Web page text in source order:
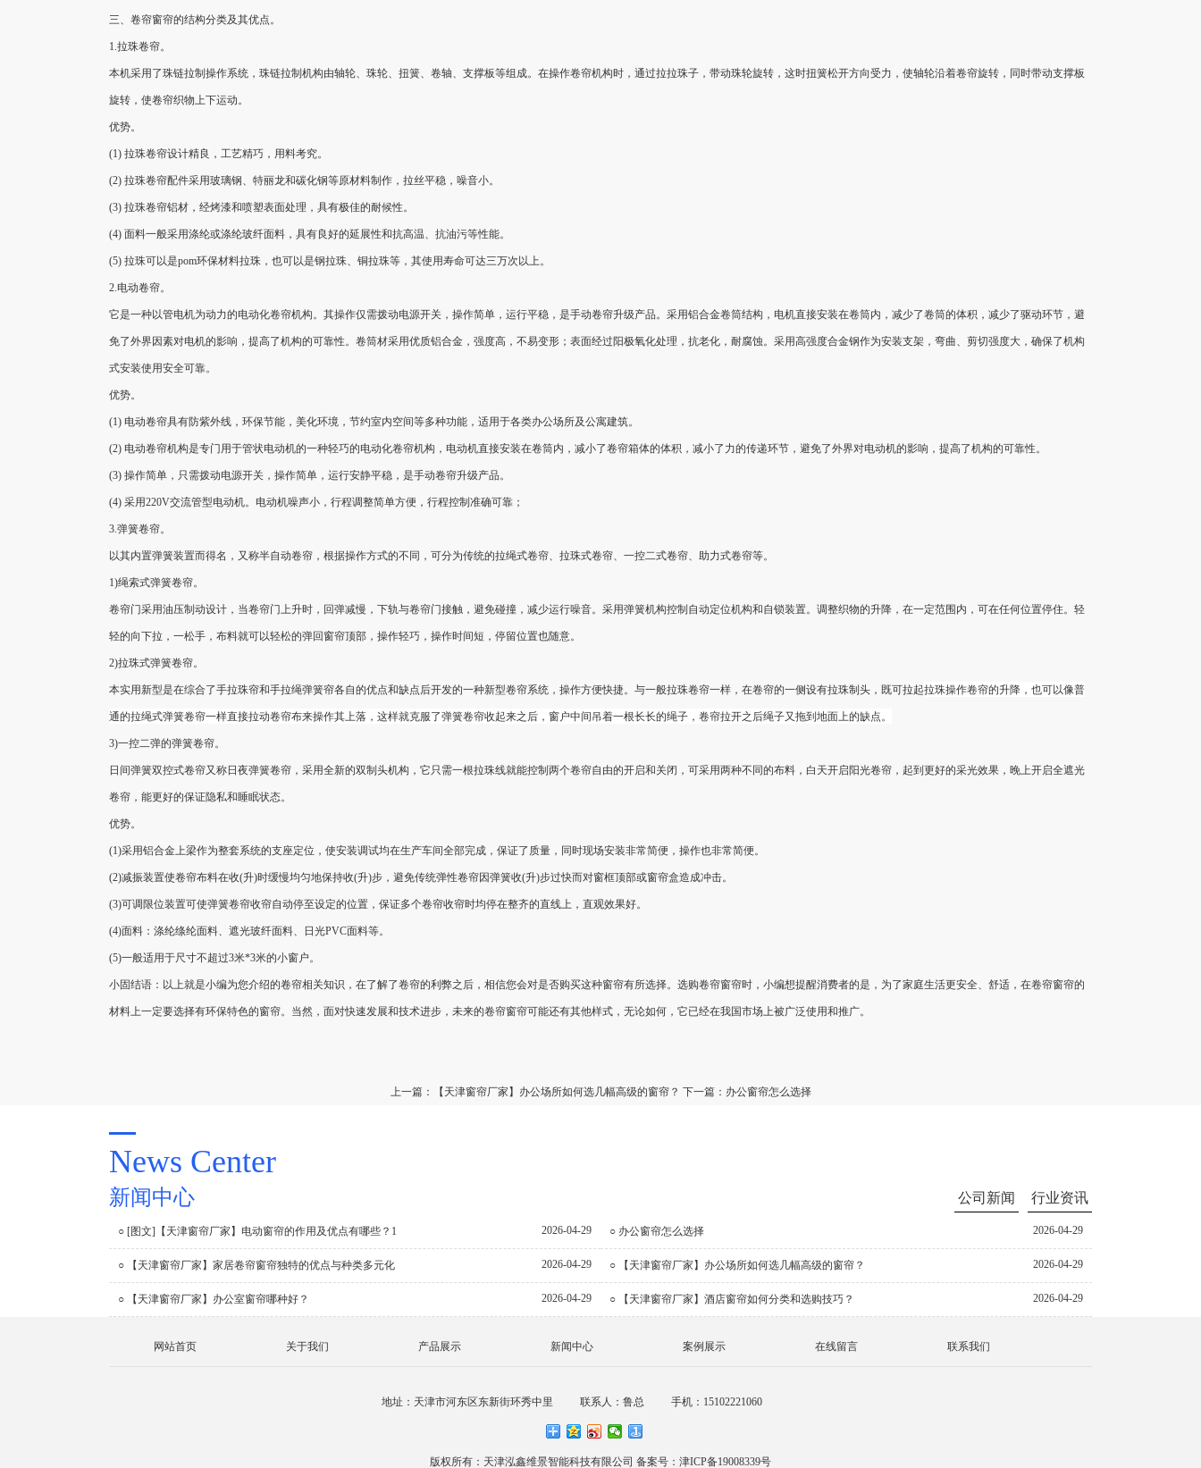
三、卷帘窗帘的结构分类及其优点。
1.拉珠卷帘。
本机采用了珠链拉制操作系统，珠链拉制机构由轴轮、珠轮、扭簧、卷轴、支撑板等组成。在操作卷帘机构时，通过拉拉珠子，带动珠轮旋转，这时扭簧松开方向受力，使轴轮沿着卷帘旋转，同时带动支撑板
旋转，使卷帘织物上下运动。
优势。
(1) 拉珠卷帘设计精良，工艺精巧，用料考究。
(2) 拉珠卷帘配件采用玻璃钢、特丽龙和碳化钢等原材料制作，拉丝平稳，噪音小。
(3) 拉珠卷帘铝材，经烤漆和喷塑表面处理，具有极佳的耐候性。
(4) 面料一般采用涤纶或涤纶玻纤面料，具有良好的延展性和抗高温、抗油污等性能。
(5) 拉珠可以是pom环保材料拉珠，也可以是钢拉珠、铜拉珠等，其使用寿命可达三万次以上。
2.电动卷帘。
它是一种以管电机为动力的电动化卷帘机构。其操作仅需拨动电源开关，操作简单，运行平稳，是手动卷帘升级产品。采用铝合金卷筒结构，电机直接安装在卷筒内，减少了卷筒的体积，减少了驱动环节，避
免了外界因素对电机的影响，提高了机构的可靠性。卷筒材采用优质铝合金，强度高，不易变形；表面经过阳极氧化处理，抗老化，耐腐蚀。采用高强度合金钢作为安装支架，弯曲、剪切强度大，确保了机构
式安装使用安全可靠。
优势。
(1) 电动卷帘具有防紫外线，环保节能，美化环境，节约室内空间等多种功能，适用于各类办公场所及公寓建筑。
(2) 电动卷帘机构是专门用于管状电动机的一种轻巧的电动化卷帘机构，电动机直接安装在卷筒内，减小了卷帘箱体的体积，减小了力的传递环节，避免了外界对电动机的影响，提高了机构的可靠性。
(3) 操作简单，只需拨动电源开关，操作简单，运行安静平稳，是手动卷帘升级产品。
(4) 采用220V交流管型电动机。电动机噪声小，行程调整简单方便，行程控制准确可靠；
3.弹簧卷帘。
以其内置弹簧装置而得名，又称半自动卷帘，根据操作方式的不同，可分为传统的拉绳式卷帘、拉珠式卷帘、一控二式卷帘、助力式卷帘等。
1)绳索式弹簧卷帘。
卷帘门采用油压制动设计，当卷帘门上升时，回弹减慢，下轨与卷帘门接触，避免碰撞，减少运行噪音。采用弹簧机构控制自动定位机构和自锁装置。调整织物的升降，在一定范围内，可在任何位置停住。轻
轻的向下拉，一松手，布料就可以轻松的弹回窗帘顶部，操作轻巧，操作时间短，停留位置也随意。
2)拉珠式弹簧卷帘。
本实用新型是在综合了手拉珠帘和手拉绳弹簧帘各自的优点和缺点后开发的一种新型卷帘系统，操作方便快捷。与一般拉珠卷帘一样，在卷帘的一侧设有拉珠制头，既可拉起拉珠操作卷帘的升降，也可以像普
通的拉绳式弹簧卷帘一样直接拉动卷帘布来操作其上落，这样就克服了弹簧卷帘收起来之后，窗户中间吊着一根长长的绳子，卷帘拉开之后绳子又拖到地面上的缺点。
3)一控二弹的弹簧卷帘。
日间弹簧双控式卷帘又称日夜弹簧卷帘，采用全新的双制头机构，它只需一根拉珠线就能控制两个卷帘自由的开启和关闭，可采用两种不同的布料，白天开启阳光卷帘，起到更好的采光效果，晚上开启全遮光
卷帘，能更好的保证隐私和睡眠状态。
优势。
(1)采用铝合金上梁作为整套系统的支座定位，使安装调试均在生产车间全部完成，保证了质量，同时现场安装非常简便，操作也非常简便。
(2)减振装置使卷帘布料在收(升)时缓慢均匀地保持收(升)步，避免传统弹性卷帘因弹簧收(升)步过快而对窗框顶部或窗帘盒造成冲击。
(3)可调限位装置可使弹簧卷帘收帘自动停至设定的位置，保证多个卷帘收帘时均停在整齐的直线上，直观效果好。
(4)面料：涤纶绦纶面料、遮光玻纤面料、日光PVC面料等。
(5)一般适用于尺寸不超过3米*3米的小窗户。
小固结语：以上就是小编为您介绍的卷帘相关知识，在了解了卷帘的利弊之后，相信您会对是否购买这种窗帘有所选择。选购卷帘窗帘时，小编想提醒消费者的是，为了家庭生活更安全、舒适，在卷帘窗帘的
材料上一定要选择有环保特色的窗帘。当然，面对快速发展和技术进步，未来的卷帘窗帘可能还有其他样式，无论如何，它已经在我国市场上被广泛使用和推广。
上一篇： 【天津窗帘厂家】办公场所如何选几幅高级的窗帘？ 下一篇： 办公窗帘怎么选择
News Center
新闻中心 公司新闻 行业资讯
2026-04-29
○ [图文]【天津窗帘厂家】电动窗帘的作用及优点有哪些？1 2026-04-29
○ 办公窗帘怎么选择
2026-04-29
○ 【天津窗帘厂家】家居卷帘窗帘独特的优点与种类多元化 2026-04-29
○ 【天津窗帘厂家】办公场所如何选几幅高级的窗帘？
2026-04-29
○ 【天津窗帘厂家】办公室窗帘哪种好？ 2026-04-29
○ 【天津窗帘厂家】酒店窗帘如何分类和选购技巧？
网站首页 关于我们 产品展示 新闻中心 案例展示 在线留言 联系我们
地址：天津市河东区东新街环秀中里 联系人：鲁总 手机：15102221060
版权所有：天津泓鑫维景智能科技有限公司 备案号：津ICP备19008339号